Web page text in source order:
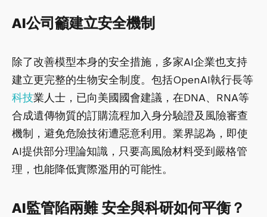
AI公司籲建立安全機制
除了改善模型本身的安全措施，多家AI企業也支持
建立更完整的生物安全制度。包括OpenAI執行長等
科技業人士，已向美國國會建議，在DNA、RNA等
合成遺傳物質的訂購流程加入身分驗證及風險審查
機制，避免危險技術遭惡意利用。業界認為，即使
AI提供部分理論知識，只要高風險材料受到嚴格管
理，也能降低實際濫用的可能性。
AI監管陷兩難 安全與科研如何平衡？